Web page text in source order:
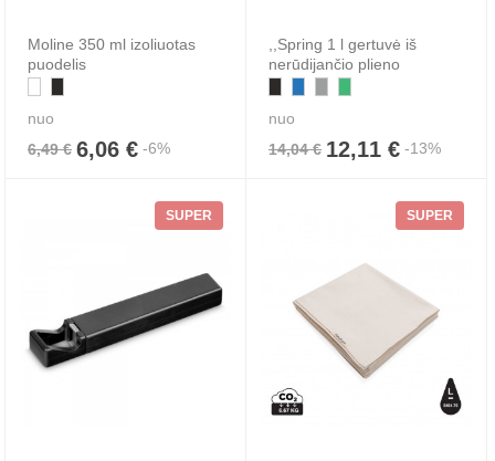
Moline 350 ml izoliuotas
puodelis
nuo
6,49 € 6,06 € -6%
,,Spring 1 l gertuvė iš
nerūdijančio plieno
nuo
14,04 € 12,11 € -13%
SUPER SUPER